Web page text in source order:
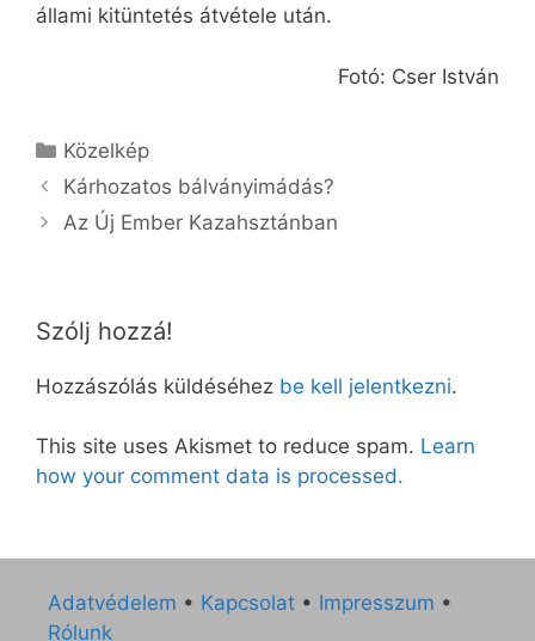
állami kitüntetés átvétele után.
Fotó: Cser István
Kategória
Közelkép
Kárhozatos bálványimádás?
Az Új Ember Kazahsztánban
Szólj hozzá!
Hozzászólás küldéséhez be kell jelentkezni.
This site uses Akismet to reduce spam. Learn
how your comment data is processed.
Adatvédelem • Kapcsolat • Impresszum •
Rólunk